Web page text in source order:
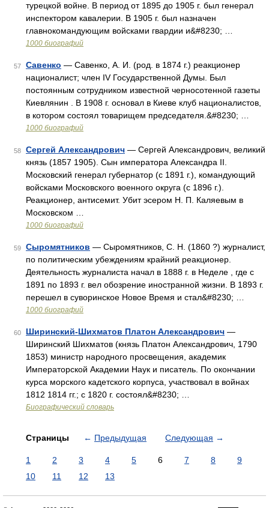
турецкой войне. В период от 1895 до 1905 г. был генерал
инспектором кавалерии. В 1905 г. был назначен
главнокомандующим войсками гвардии и&#8230; …
1000 биографий
57 Савенко — Савенко, А. И. (род. в 1874 г.) реакционер
националист; член IV Государственной Думы. Был
постоянным сотрудником известной черносотенной газеты
Киевлянин . В 1908 г. основал в Киеве клуб националистов,
в котором состоял товарищем председателя.&#8230; …
1000 биографий
58 Сергей Александрович — Сергей Александрович, великий
князь (1857 1905). Сын императора Александра II.
Московский генерал губернатор (с 1891 г.), командующий
войсками Московского военного округа (с 1896 г.).
Реакционер, антисемит. Убит эсером Н. П. Каляевым в
Московском …
1000 биографий
59 Сыромятников — Сыромятников, С. Н. (1860 ?) журналист,
по политическим убеждениям крайний реакционер.
Деятельность журналиста начал в 1888 г. в Неделе , где с
1891 по 1893 г. вел обозрение иностранной жизни. В 1893 г.
перешел в суворинское Новое Время и стал&#8230; …
1000 биографий
60 Ширинский-Шихматов Платон Александрович —
Ширинский Шихматов (князь Платон Александрович, 1790
1853) министр народного просвещения, академик
Императорской Академии Наук и писатель. По окончании
курса морского кадетского корпуса, участвовал в войнах
1812 1814 гг.; с 1820 г. состоял&#8230; …
Биографический словарь
Страницы ← Предыдущая Следующая →
1 2 3 4 5 6 7 8
9
10
11 12 13